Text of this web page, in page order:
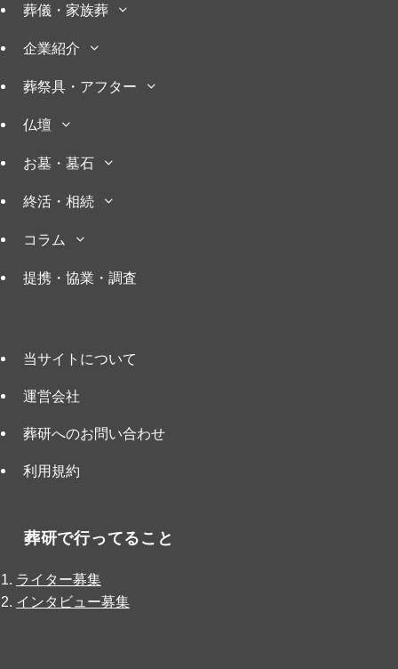
葬儀・家族葬
企業紹介
葬祭具・アフター
仏壇
お墓・墓石
終活・相続
コラム
提携・協業・調査
当サイトについて
運営会社
葬研へのお問い合わせ
利用規約
葬研で行ってること
ライター募集
インタビュー募集